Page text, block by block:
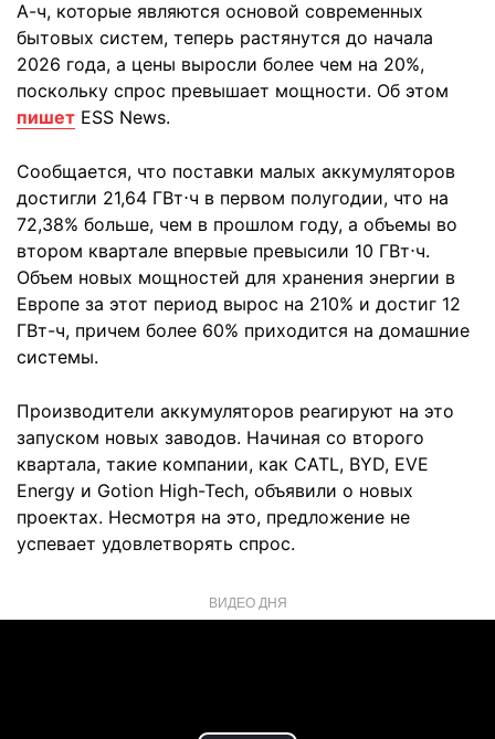
А-ч, которые являются основой современных
бытовых систем, теперь растянутся до начала
2026 года, а цены выросли более чем на 20%,
поскольку спрос превышает мощности. Об этом
пишет ESS News.
Сообщается, что поставки малых аккумуляторов
достигли 21,64 ГВт⋅ч в первом полугодии, что на
72,38% больше, чем в прошлом году, а объемы во
втором квартале впервые превысили 10 ГВт⋅ч.
Объем новых мощностей для хранения энергии в
Европе за этот период вырос на 210% и достиг 12
ГВт-ч, причем более 60% приходится на домашние
системы.
Производители аккумуляторов реагируют на это
запуском новых заводов. Начиная со второго
квартала, такие компании, как CATL, BYD, EVE
Energy и Gotion High-Tech, объявили о новых
проектах. Несмотря на это, предложение не
успевает удовлетворять спрос.
ВИДЕО ДНЯ